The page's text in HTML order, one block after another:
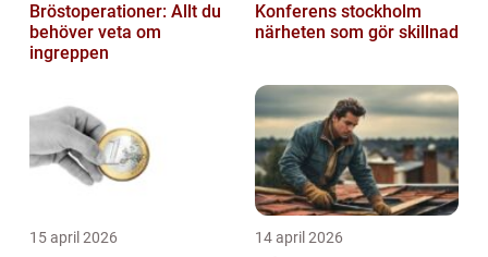
Bröstoperationer: Allt du
behöver veta om
ingreppen
Konferens stockholm
närheten som gör skillnad
15 april 2026 14 april 2026